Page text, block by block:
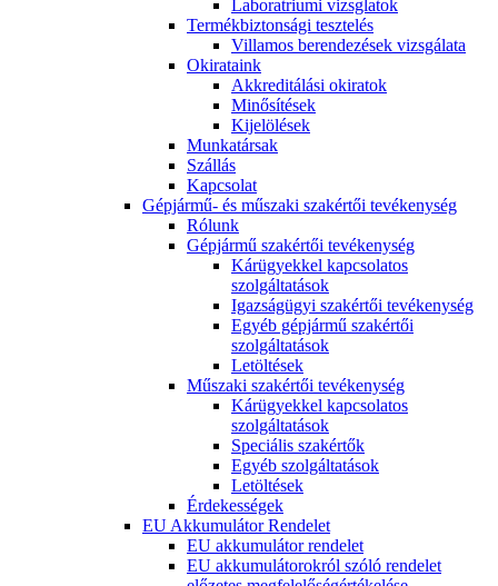
Laboratriumi vizsglatok
Termékbiztonsági tesztelés
Villamos berendezések vizsgálata
Okirataink
Akkreditálási okiratok
Minősítések
Kijelölések
Munkatársak
Szállás
Kapcsolat
Gépjármű- és műszaki szakértői tevékenység
Rólunk
Gépjármű szakértői tevékenység
Kárügyekkel kapcsolatos
szolgáltatások
Igazságügyi szakértői tevékenység
Egyéb gépjármű szakértői
szolgáltatások
Letöltések
Műszaki szakértői tevékenység
Kárügyekkel kapcsolatos
szolgáltatások
Speciális szakértők
Egyéb szolgáltatások
Letöltések
Érdekességek
EU Akkumulátor Rendelet
EU akkumulátor rendelet
EU akkumulátorokról szóló rendelet